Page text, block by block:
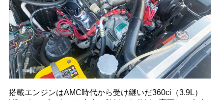
搭載エンジンはAMC時代から受け継いだ360ci（3.9L）